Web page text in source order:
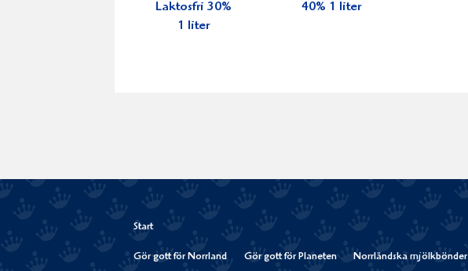
Laktosfri 30%
1 liter
40% 1 liter
Start
Gör gott för Norrland Gör gott för Planeten Norrländska mjölkbönder